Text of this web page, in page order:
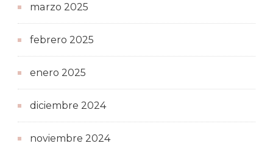
marzo 2025
febrero 2025
enero 2025
diciembre 2024
noviembre 2024